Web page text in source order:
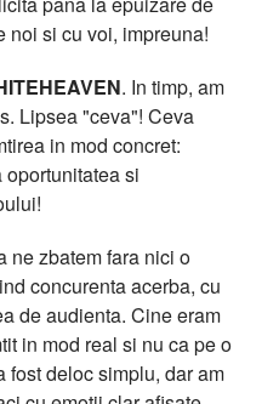
noi si cu voi, impreuna!
. In timp, am
Lipsea "ceva"! Ceva
in mod concret:
si
ne zbatem fara nici o
concurenta acerba, cu
de audienta. Cine eram
in mod real si nu ca pe o
fost deloc simplu, dar am